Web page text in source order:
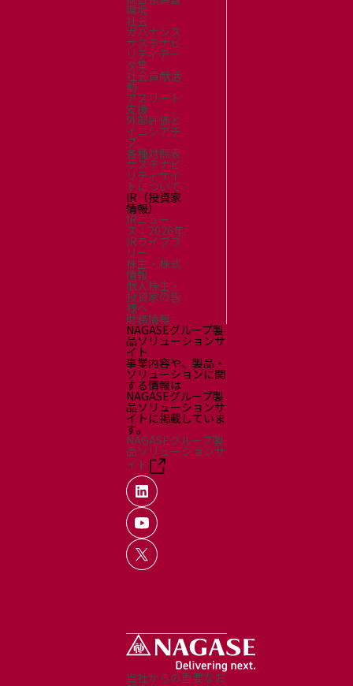
環境
社会
ガバナンス
サステナビ
リティデー
タ集
社会貢献活
動
アスリート
支援
外部評価と
イニシアチ
ブ
各種対照表
サステナビ
リティサイ
トについて
IR（投資家
情報）
IRニュー
ス：2026年
IRライブラ
リー
株主・株式
情報
個人株主・
投資家の皆
様へ
財務情報
NAGASEグループ製
品ソリューションサ
イト
事業内容や、製品・
ソリューションに関
する情報は
NAGASEグループ製
品ソリューションサ
イトに掲載していま
す。
NAGASEグループ製
品ソリューションサ
イト
当社からの重要なお